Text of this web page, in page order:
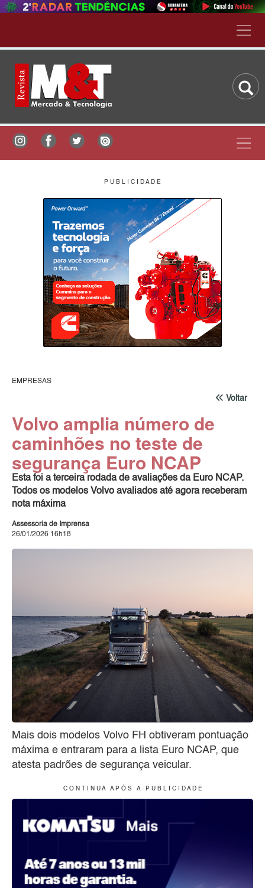
P U B L I C I D A D E
EMPRESAS
Voltar
Volvo amplia número de
caminhões no teste de
segurança Euro NCAP
Esta foi a terceira rodada de avaliações da Euro NCAP.
Todos os modelos Volvo avaliados até agora receberam
nota máxima
Assessoria de Imprensa
26/01/2026 16h18
Mais dois modelos Volvo FH obtiveram pontuação
máxima e entraram para a lista Euro NCAP, que
atesta padrões de segurança veicular.
C O N T I N U A A P Ó S A P U B L I C I D A D E